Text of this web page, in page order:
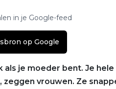
in je Google-feed
op Google
als je moeder bent. Je
zeggen vrouwen. Ze